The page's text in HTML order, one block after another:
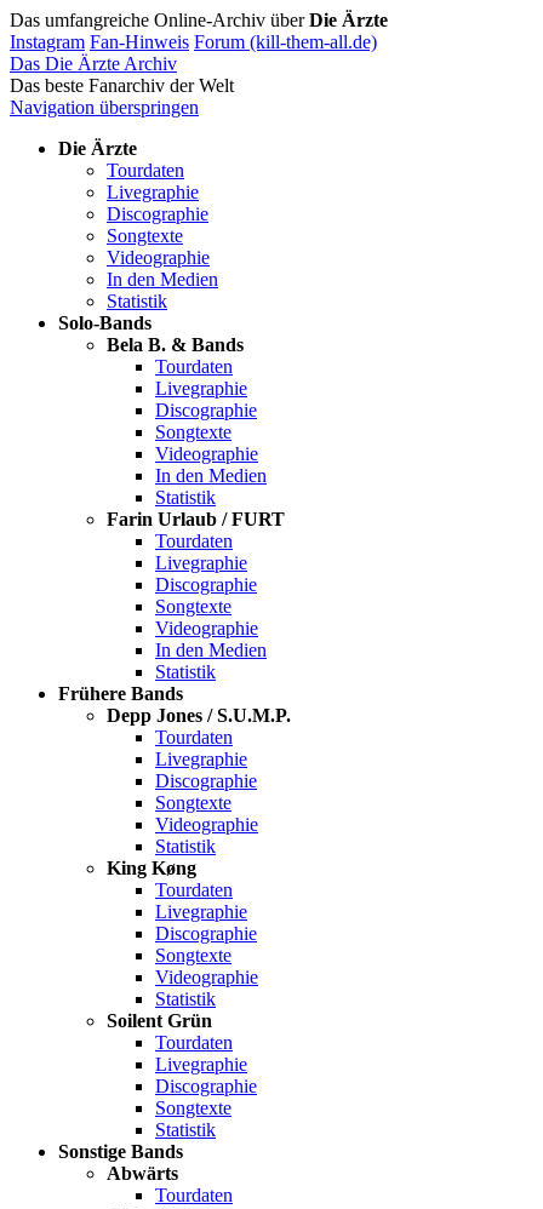
Das umfangreiche Online-Archiv überDie Ärzte
Instagram Fan-Hinweis Forum (kill-them-all.de)
Das Die Ärzte Archiv
Das beste Fanarchiv der Welt
Navigation überspringen
Die Ärzte
Tourdaten
Livegraphie
Discographie
Songtexte
Videographie
In den Medien
Statistik
Solo-Bands
Bela B. & Bands
Tourdaten
Livegraphie
Discographie
Songtexte
Videographie
In den Medien
Statistik
Farin Urlaub / FURT
Tourdaten
Livegraphie
Discographie
Songtexte
Videographie
In den Medien
Statistik
Frühere Bands
Depp Jones / S.U.M.P.
Tourdaten
Livegraphie
Discographie
Songtexte
Videographie
Statistik
King Køng
Tourdaten
Livegraphie
Discographie
Songtexte
Videographie
Statistik
Soilent Grün
Tourdaten
Livegraphie
Discographie
Songtexte
Statistik
Sonstige Bands
Abwärts
Tourdaten